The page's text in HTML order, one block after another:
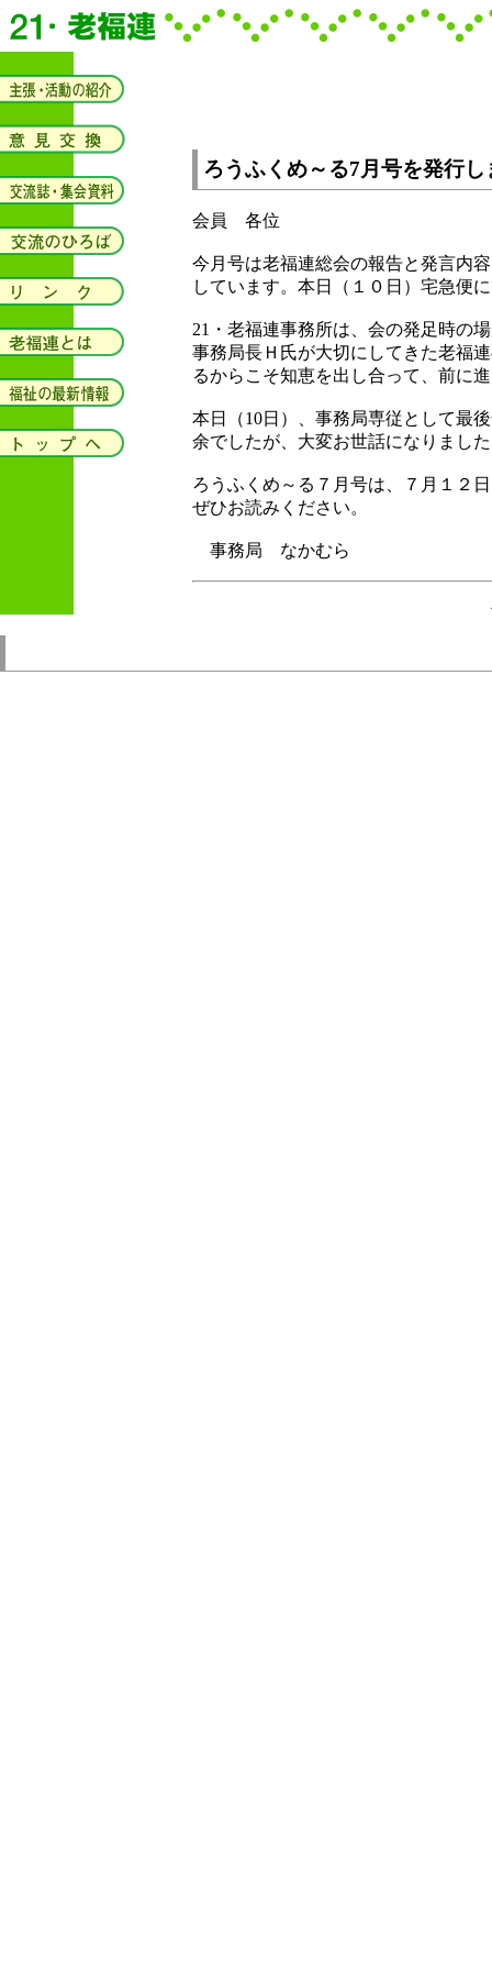
ろうふくめ～る7月号を発行し
会員 各位
今月号は老福連総会の報告と発言内
しています。本日（１０日）宅急便
21・老福連事務所は、会の発足時の
事務局長Ｈ氏が大切にしてきた老福
るからこそ知恵を出し合って、前に
本日（10日）、事務局専従として最
余でしたが、大変お世話になりまし
ろうふくめ～る７月号は、７月１２
ぜひお読みください。
事務局 なかむら